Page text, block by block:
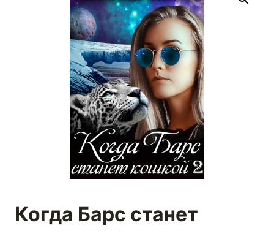
Когда Барс станет